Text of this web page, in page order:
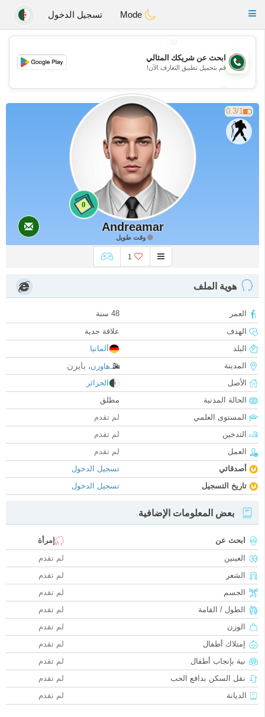
Weshrak
Toggle
تسجيل الدخول
💖
💕
💕
ابحث عن شريكك المثالي
قم بتحميل تطبيق التعارف الآن!
0.3/1
0
Andreamar
وقت طويل
1
هوية الملف
العمر
48 سنة
الهدف
علاقة جدية
البلد
ألمانيا
المدينة
هاوزن، بايرن
الأصل
الجزائر
الحالة المدنية
مطلق
المستوى العلمي
لم تقدم
التدخين
لم تقدم
العمل
لم تقدم
أصدقائي
تسجيل الدخول
تاريخ التسجيل
تسجيل الدخول
بعض المعلومات الإضافية
ابحث عن
إمرأة
العينين
لم تقدم
الشعر
لم تقدم
الجسم
لم تقدم
الطول / القامة
لم تقدم
الوزن
لم تقدم
إمتلاك أطفال
لم تقدم
نية بإنجاب أطفال
لم تقدم
نقل السكن بدافع الحب
لم تقدم
الديانة
لم تقدم